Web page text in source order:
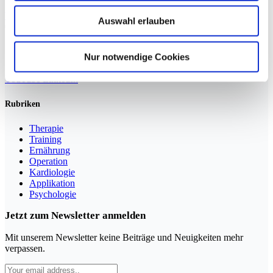
Auswahl erlauben
Nur notwendige Cookies
Sportmedizin für Ärzte, Therapeuten und Trainer
YouTube
Rubriken
Therapie
Training
Ernährung
Operation
Kardiologie
Applikation
Psychologie
Jetzt zum Newsletter anmelden
Mit unserem Newsletter keine Beiträge und Neuigkeiten mehr
verpassen.